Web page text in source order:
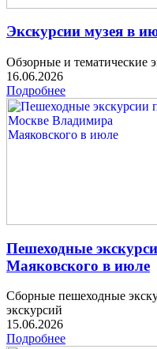
Экскурсии музея в
Обзорные и тематические
16.06.2026
Подробнее
Пешеходные
Маяковского в июле
Сборные пешеходные
экскурсий
15.06.2026
Подробнее